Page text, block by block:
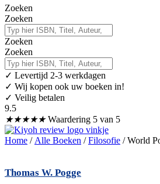
Zoeken
Zoeken
Zoeken
Zoeken
✓ Levertijd 2-3 werkdagen
✓ Wij kopen ook uw boeken in!
✓ Veilig betalen
9.5
★★★★★ Waardering 5 van 5
Home / Alle Boeken /Filosofie / World
Thomas W. Pogge